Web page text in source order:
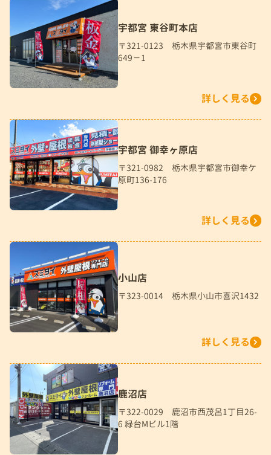
宇都宮 東谷町本店
〒321-0123 栃木県宇都宮市東谷町
649－1
詳しく見る
宇都宮 御幸ヶ原店
〒321-0982 栃木県宇都宮市御幸ケ
原町136-176
詳しく見る
小山店
〒323-0014 栃木県小山市喜沢1432
詳しく見る
鹿沼店
〒322-0029 鹿沼市西茂呂1丁目26-
6 緑台Mビル1階